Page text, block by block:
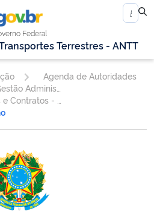
Federal
Terrestres - ANTT
Agenda de Autoridades
Superintendência de Gestão Administrativa